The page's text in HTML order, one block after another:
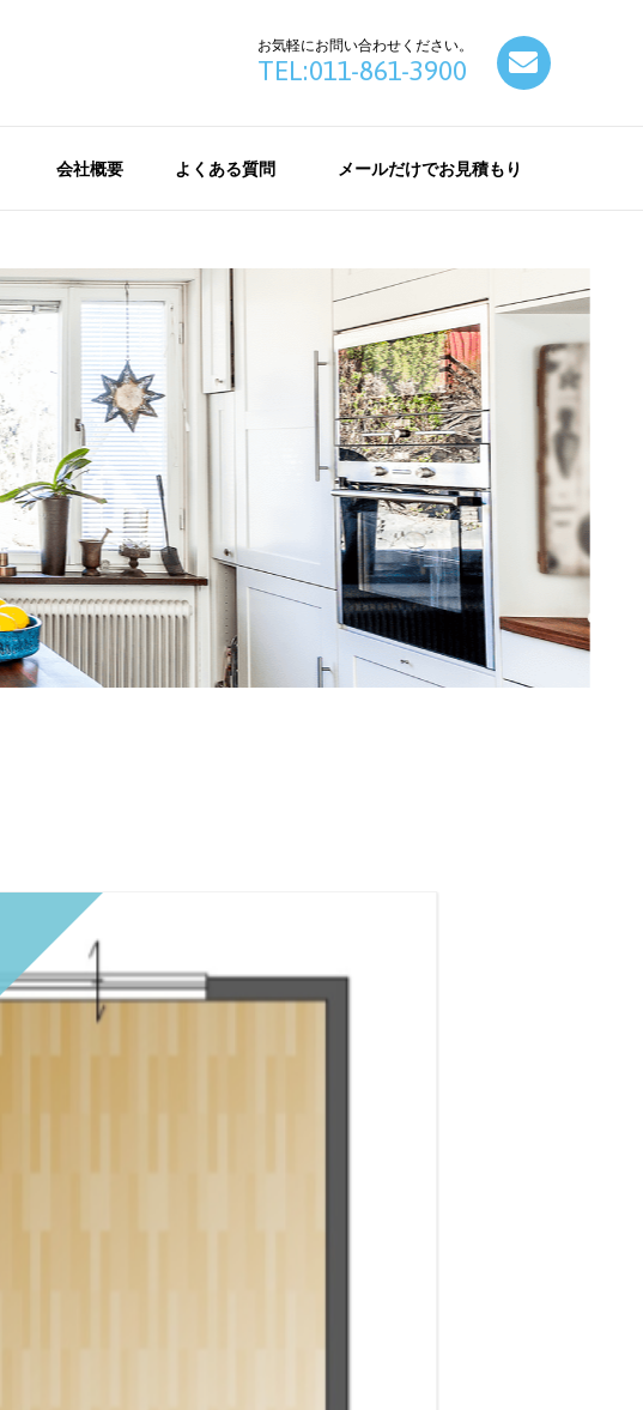
お気軽にお問い合わせください。
TEL:011-861-3900
会社概要 よくある質問 メールだけでお見積もり